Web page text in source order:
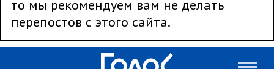
то мы рекомендуем вам не делать
перепостов с этого сайта.